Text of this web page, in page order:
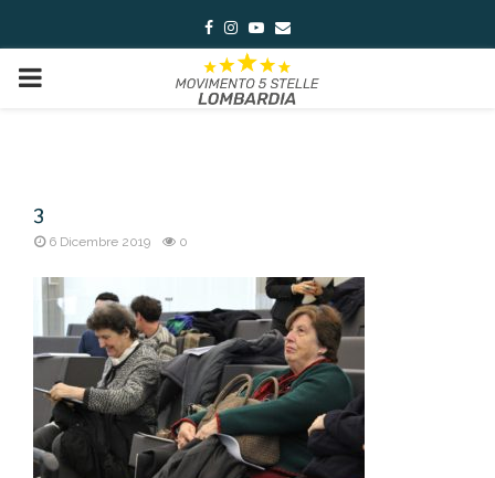
Facebook
Instagram
Youtube
Email
PRIMARY
3
6 Dicembre 2019 0